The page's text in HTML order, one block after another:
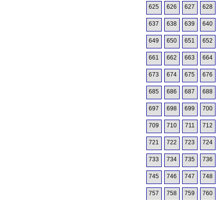
625 626 627 628
637 638 639 640
649 650 651 652
661 662 663 664
673 674 675 676
685 686 687 688
697 698 699 700
709 710 711 712
721 722 723 724
733 734 735 736
745 746 747 748
757 758 759 760